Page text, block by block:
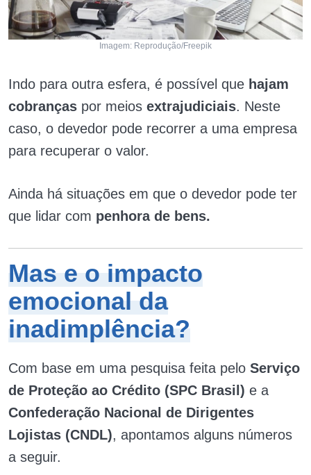
Imagem: Reprodução/Freepik
Indo para outra esfera, é possível que hajam
cobranças por meios extrajudiciais. Neste
caso, o devedor pode recorrer a uma empresa
para recuperar o valor.
Ainda há situações em que o devedor pode ter
que lidar com penhora de bens.
Mas e o impacto
emocional da
inadimplência?
Com base em uma pesquisa feita pelo Serviço
de Proteção ao Crédito (SPC Brasil) e a
Confederação Nacional de Dirigentes
Lojistas (CNDL), apontamos alguns números
a seguir.